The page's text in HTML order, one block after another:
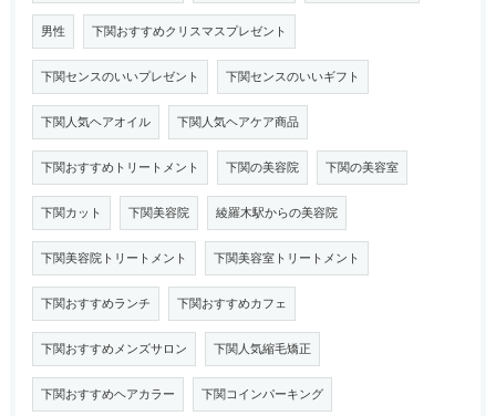
男性 下関おすすめクリスマスプレゼント
下関センスのいいプレゼント 下関センスのいいギフト
下関人気ヘアオイル 下関人気ヘアケア商品
下関おすすめトリートメント 下関の美容院 下関の美容室
下関カット 下関美容院 綾羅木駅からの美容院
下関美容院トリートメント 下関美容室トリートメント
下関おすすめランチ 下関おすすめカフェ
下関おすすめメンズサロン 下関人気縮毛矯正
下関おすすめヘアカラー 下関コインパーキング